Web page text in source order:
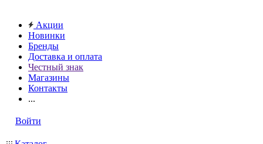
Акции
Новинки
Бренды
Доставка и оплата
Честный знак
Магазины
Контакты
...
Войти